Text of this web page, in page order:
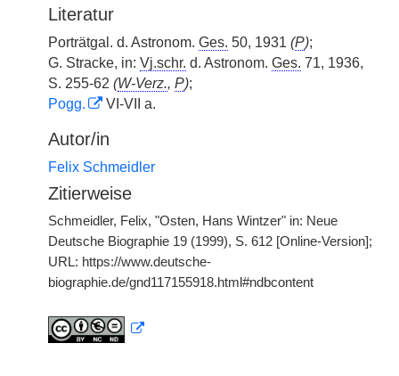
Literatur
Porträtgal. d. Astronom. Ges. 50, 1931 (P);
G. Stracke, in: Vj.schr. d. Astronom. Ges. 71, 1936,
S. 255-62 (W-Verz., P);
Pogg.
VI-VII a.
Autor/in
Felix Schmeidler
Zitierweise
Schmeidler, Felix, "Osten, Hans Wintzer" in: Neue
Deutsche Biographie 19 (1999), S. 612 [Online-Version];
URL: https://www.deutsche-
biographie.de/gnd117155918.html#ndbcontent